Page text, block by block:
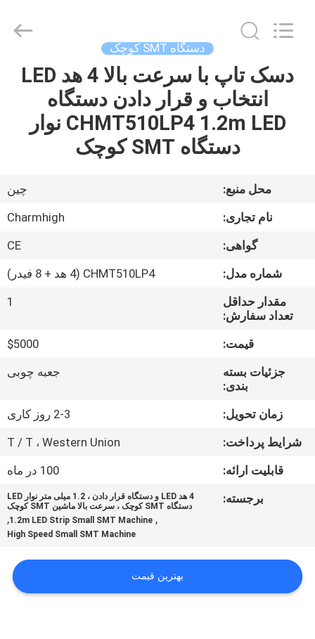
خانه
محصولات
درباره
کارخانه
کیفیت
ما
تماس
SHOPPING
ON
CHARMHIGH
TECHNOLOGY
Reserved.
دستگاه SMT کوچک
دسک تاپ با سرعت بالا 4 هد LED
انتخاب و قرار دادن دستگاه
CHMT510LP4 1.2m LED نوار
دستگاه SMT کوچک
محل منبع:
چین
نام تجاری:
Charmhigh
گواهی:
CE
شماره مدل:
CHMT510LP4 (4 هد + 8 فیدر)
مقدار حداقل
تعداد سفارش:
1
قیمت:
$5000
جزئیات بسته
بندی:
جعبه چوبی
زمان تحویل:
2-3 روز کاری
شرایط پرداخت:
T / T ، Western Union
قابلیت ارائه:
100 در ماه
برجسته:
4 هد LED و دستگاه قرار دادن ، 1.2 میلی متر نوار LED
دستگاه SMT کوچک ، سرعت بالا ماشین SMT کوچک
,
1.2m LED Strip Small SMT Machine
,
High Speed Small SMT Machine
بهترین قیمت